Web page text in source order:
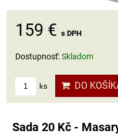
159 € s DPH
Dostupnosť:Skladom
ks DO
Sada 20 Kč -